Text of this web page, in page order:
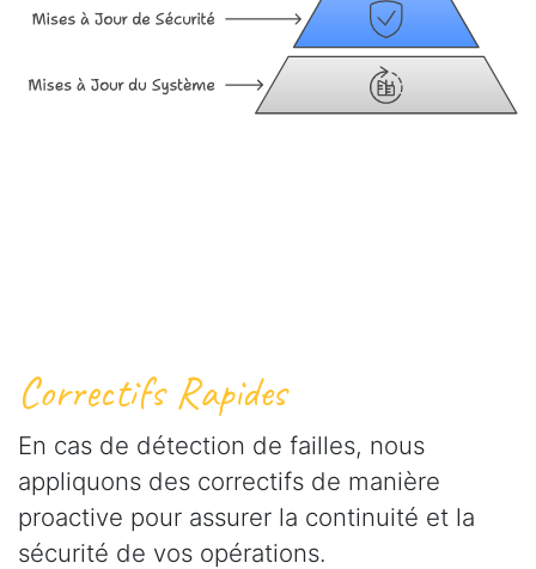
Correctifs Rapides
En cas de détection de failles, nous
appliquons des correctifs de manière
proactive pour assurer la continuité et la
sécurité de vos opérations.